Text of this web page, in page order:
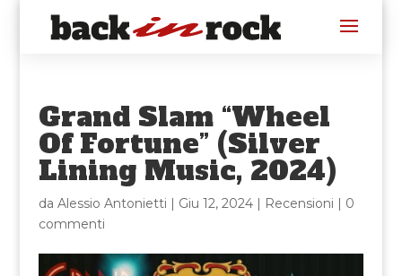
Grand Slam “Wheel
Of Fortune” (Silver
Lining Music, 2024)
da Alessio Antonietti | Giu 12, 2024| Recensioni | 0
commenti